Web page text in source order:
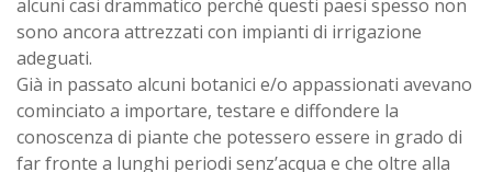
alcuni casi drammatico perché questi paesi spesso non
sono ancora attrezzati con impianti di irrigazione
adeguati.
Già in passato alcuni botanici e/o appassionati avevano
cominciato a importare, testare e diffondere la
conoscenza di piante che potessero essere in grado di
far fronte a lunghi periodi senz’acqua e che oltre alla